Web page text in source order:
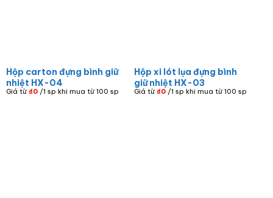
Hộp carton đựng bình giữ
nhiệt HX-04
Giá từ ₫0/1 sp khi mua từ 100 sp
Hộp xi lót lụa đựng bình
giữ nhiệt HX-03
Giá từ₫0 /1 sp khi mua từ 100 sp